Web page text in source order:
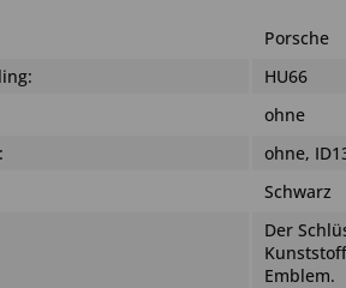
Porsche
HU66
ohne
ohne,
Schwarz
Der
Emblem.